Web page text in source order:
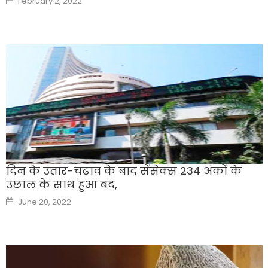
on
दिन के उतार-चढ़ाव के बाद सेंसेक्‍स 234 अंकों के
उछाल के साथ हुआ बंद,
Posted
on
June 20, 2022